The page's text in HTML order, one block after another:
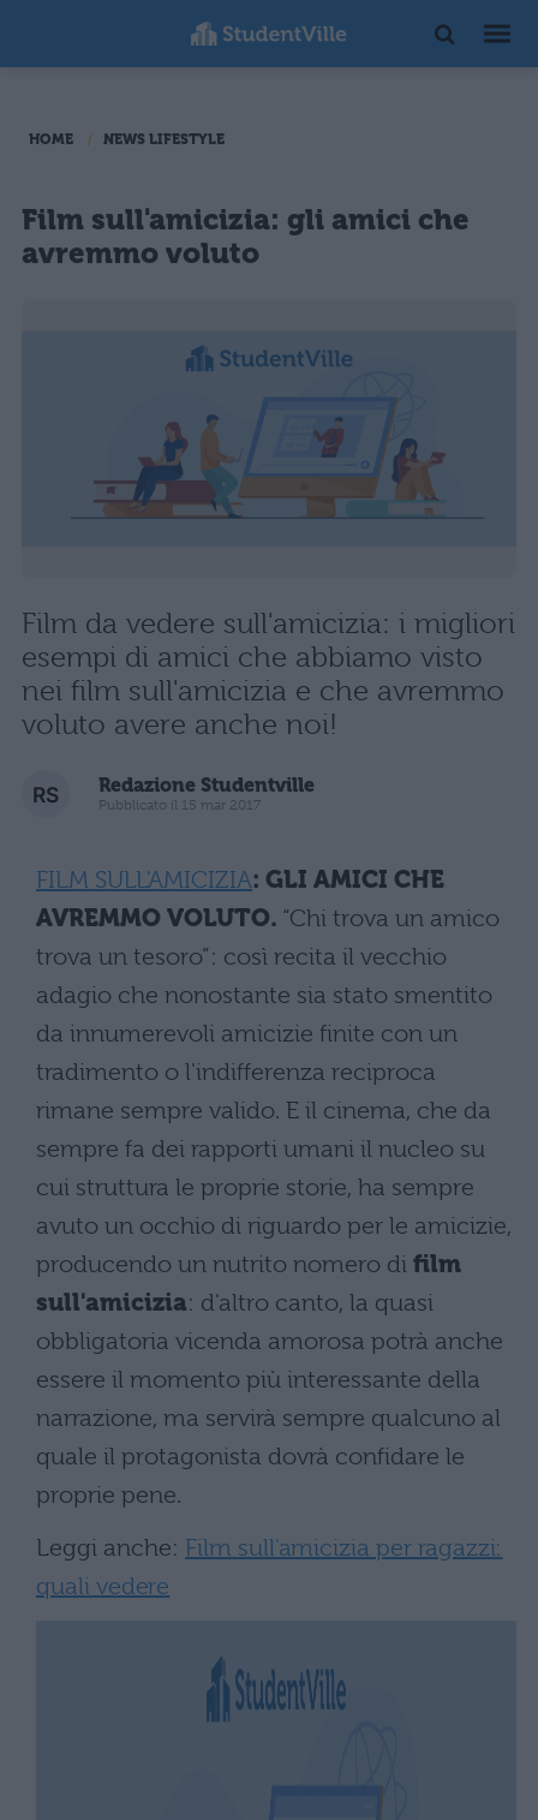
HOME NEWS LIFESTYLE
Film sull'amicizia: gli amici che
avremmo voluto
Film da vedere sull'amicizia: i migliori
esempi di amici che abbiamo visto
nei film sull'amicizia e che avremmo
voluto avere anche noi!
Redazione Studentville
Pubblicato il 15 mar 2017
FILM SULL'AMICIZIA: GLI AMICI CHE
AVREMMO VOLUTO. “Chi trova un amico
trova un tesoro”: così recita il vecchio
adagio che nonostante sia stato smentito
da innumerevoli amicizie finite con un
tradimento o l'indifferenza reciproca
rimane sempre valido. E il cinema, che da
sempre fa dei rapporti umani il nucleo su
cui struttura le proprie storie, ha sempre
avuto un occhio di riguardo per le amicizie,
producendo un nutrito nomero di film
sull'amicizia: d'altro canto, la quasi
obbligatoria vicenda amorosa potrà anche
essere il momento più interessante della
narrazione, ma servirà sempre qualcuno al
quale il protagonista dovrà confidare le
proprie pene.
Leggi anche: Film sull'amicizia per ragazzi:
quali vedere